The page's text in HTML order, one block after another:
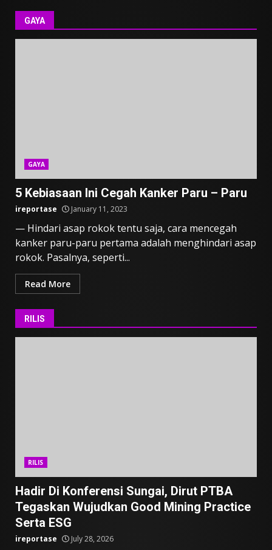
GAYA
GAYA
5 Kebiasaan Ini Cegah Kanker Paru – Paru
ireportase January 11, 2023
— Hindari asap rokok tentu saja, cara mencegah
kanker paru-paru pertama adalah menghindari asap
rokok. Pasalnya, seperti...
Read More
RILIS
RILIS
Hadir Di Konferensi Sungai, Dirut PTBA
Tegaskan Wujudkan Good Mining Practice
Serta ESG
ireportase July 28, 2026